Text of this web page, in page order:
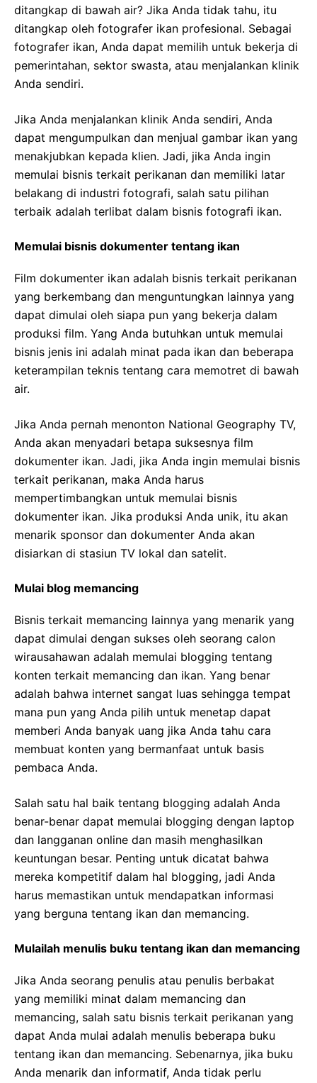
ditangkap di bawah air? Jika Anda tidak tahu, itu
ditangkap oleh fotografer ikan profesional. Sebagai
fotografer ikan, Anda dapat memilih untuk bekerja di
pemerintahan, sektor swasta, atau menjalankan klinik
Anda sendiri.
Jika Anda menjalankan klinik Anda sendiri, Anda
dapat mengumpulkan dan menjual gambar ikan yang
menakjubkan kepada klien. Jadi, jika Anda ingin
memulai bisnis terkait perikanan dan memiliki latar
belakang di industri fotografi, salah satu pilihan
terbaik adalah terlibat dalam bisnis fotografi ikan.
Memulai bisnis dokumenter tentang ikan
Film dokumenter ikan adalah bisnis terkait perikanan
yang berkembang dan menguntungkan lainnya yang
dapat dimulai oleh siapa pun yang bekerja dalam
produksi film. Yang Anda butuhkan untuk memulai
bisnis jenis ini adalah minat pada ikan dan beberapa
keterampilan teknis tentang cara memotret di bawah
air.
Jika Anda pernah menonton National Geography TV,
Anda akan menyadari betapa suksesnya film
dokumenter ikan. Jadi, jika Anda ingin memulai bisnis
terkait perikanan, maka Anda harus
mempertimbangkan untuk memulai bisnis
dokumenter ikan. Jika produksi Anda unik, itu akan
menarik sponsor dan dokumenter Anda akan
disiarkan di stasiun TV lokal dan satelit.
Mulai blog memancing
Bisnis terkait memancing lainnya yang menarik yang
dapat dimulai dengan sukses oleh seorang calon
wirausahawan adalah memulai blogging tentang
konten terkait memancing dan ikan. Yang benar
adalah bahwa internet sangat luas sehingga tempat
mana pun yang Anda pilih untuk menetap dapat
memberi Anda banyak uang jika Anda tahu cara
membuat konten yang bermanfaat untuk basis
pembaca Anda.
Salah satu hal baik tentang blogging adalah Anda
benar-benar dapat memulai blogging dengan laptop
dan langganan online dan masih menghasilkan
keuntungan besar. Penting untuk dicatat bahwa
mereka kompetitif dalam hal blogging, jadi Anda
harus memastikan untuk mendapatkan informasi
yang berguna tentang ikan dan memancing.
Mulailah menulis buku tentang ikan dan memancing
Jika Anda seorang penulis atau penulis berbakat
yang memiliki minat dalam memancing dan
memancing, salah satu bisnis terkait perikanan yang
dapat Anda mulai adalah menulis beberapa buku
tentang ikan dan memancing. Sebenarnya, jika buku
Anda menarik dan informatif, Anda tidak perlu